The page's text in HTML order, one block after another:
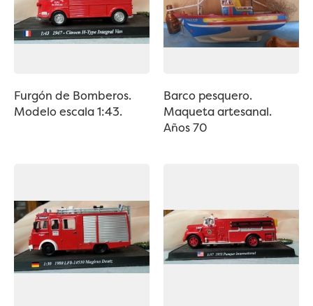
Furgón de Bomberos.
Modelo escala 1:43.
Barco pesquero.
Maqueta artesanal.
Años 70